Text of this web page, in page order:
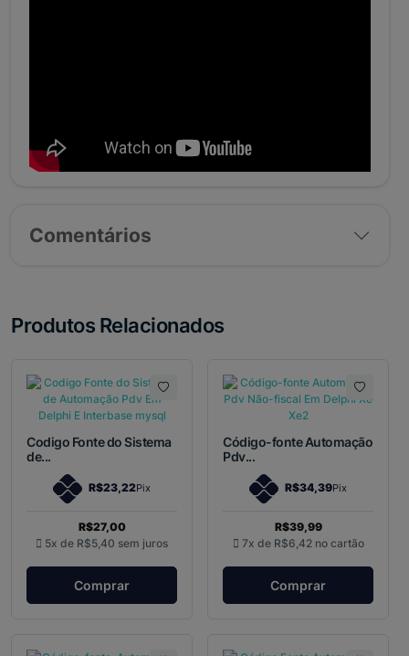
Comentários
Produtos Relacionados
Codigo Fonte do Sistema
de...
R$23,22Pix
R$27,00
5x de R$5,40 sem juros
Comprar
Código-fonte Automação
Pdv...
R$34,39Pix
R$39,99
7x de R$6,42 no cartão
Comprar